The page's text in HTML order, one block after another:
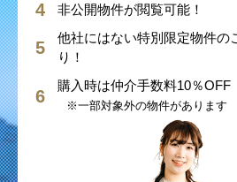
非公開物件が閲覧可能！
他社にはない特別限定物件の
り！
購入時は仲介手数料10％OFF
※一部対象外の物件があります